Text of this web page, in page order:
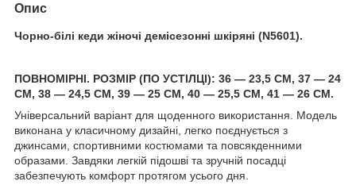
Опис
Чорно-білі кеди жіночі демісезонні шкіряні (N5601).
ПОВНОМІРНІ. РОЗМІР (ПО УСТІЛЦІ): 36 — 23,5 СМ, 37 — 24
СМ, 38 — 24,5 СМ, 39 — 25 СМ, 40 — 25,5 СМ, 41 — 26 СМ.
Універсальний варіант для щоденного використання. Модель
виконана у класичному дизайні, легко поєднується з
джинсами, спортивними костюмами та повсякденними
образами. Завдяки легкій підошві та зручній посадці
забезпечують комфорт протягом усього дня.